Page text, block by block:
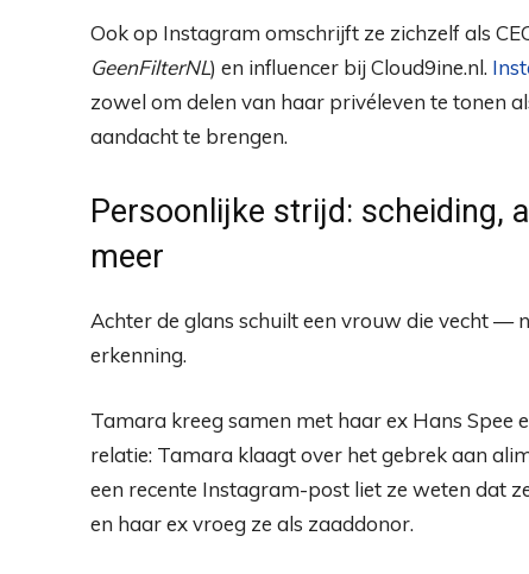
Ook op Instagram omschrijft ze zichzelf als
GeenFilterNL) en influencer bij Cloud9ine.nl.
zowel om delen van haar privéleven te tonen
aandacht te brengen.
Persoonlijke strijd: scheiding,
meer
Achter de glans schuilt een vrouw die vecht —
erkenning.
Tamara kreeg samen met haar ex Hans Spee
relatie: Tamara klaagt over het gebrek aan
een recente Instagram-post liet ze weten dat
en haar ex vroeg ze als zaaddonor.